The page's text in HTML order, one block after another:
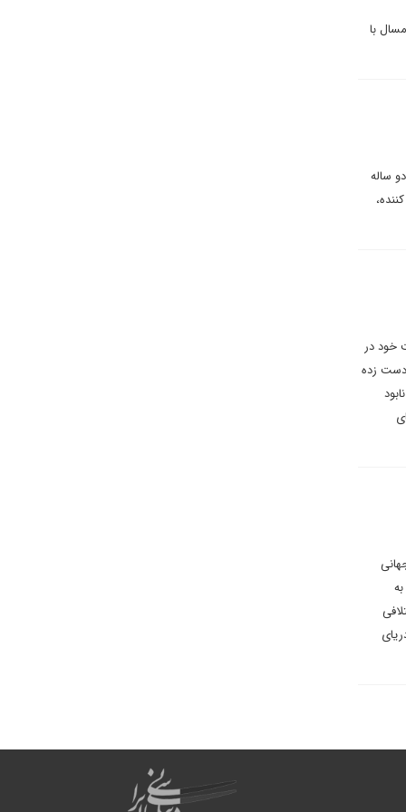
روز جهانی قدس امسال با
ساله
خود در
دست زده